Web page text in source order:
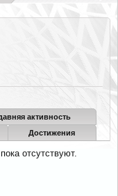
активность
Достижения
отсутствуют.